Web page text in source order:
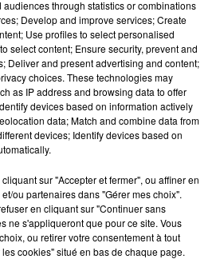
through statistics or combinations
Develop and improve services; Create
Use profiles to select personalised
select content; Ensure security, prevent and
Deliver and present advertising and content;
choices. These technologies may
as IP address and browsing data to offer
devices based on information actively
data; Match and combine data from
devices; Identify devices based on
sur "Accepter et fermer", ou affiner en
ou partenaires dans "Gérer mes choix".
en cliquant sur "Continuer sans
ne s'appliqueront que pour ce site. Vous
ou retirer votre consentement à tout
cookies" situé en bas de chaque page.